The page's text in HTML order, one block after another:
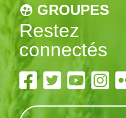
GROUPES
Restez
connectés